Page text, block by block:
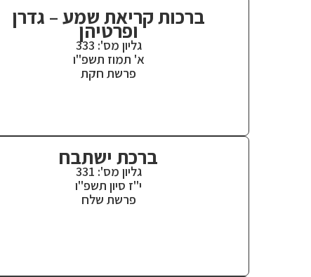
ברכות קריאת שמע – גדרן
ופרטיהן
גליון מס': 333
א' תמוז תשפ"ו
פרשת חקת
ברכת ישתבח
גליון מס': 331
י"ז סיון תשפ"ו
פרשת שלח